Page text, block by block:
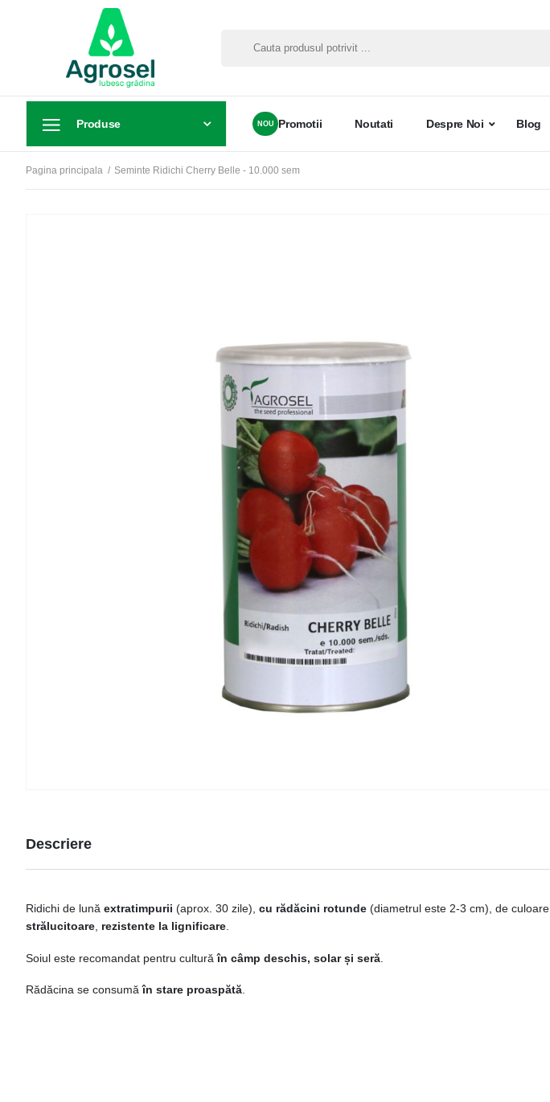
Produse Promotii Noutati Despre Noi Blog
Pagina principala Seminte Ridichi Cherry Belle - 10.000 sem
Descriere
Ridichi de lună extratimpurii (aprox. 30 zile), cu rădăcini rotunde (diametrul este 2-3 cm), de culoare
strălucitoare rezistente la lignificare
Soiul este recomandat pentru cultură în câmp deschis, solar și seră
Rădăcina se consumă în stare proaspătă